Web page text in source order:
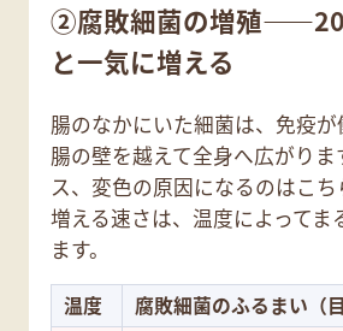
②腐敗細菌の増殖
と一気に増える
腸のなかにいた細菌は、免疫
腸の壁を越えて全身へ広がりま
ス、変色の原因になるのはこち
増える速さは、温度によってま
ます。
温度
腐敗細菌のふるまい（目